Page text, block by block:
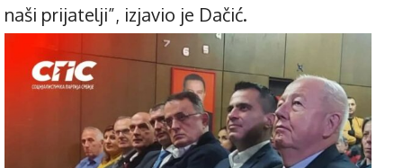
naši prijatelji”, izjavio je Dačić.